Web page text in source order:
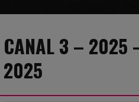
CANAL 3 – 2025
2025